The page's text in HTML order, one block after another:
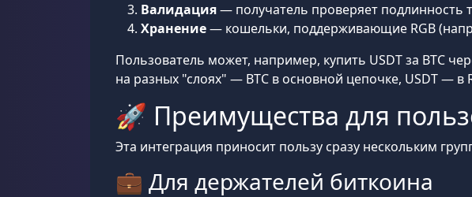
Валидация— получатель проверяет подлинность
Хранение— кошельки, поддерживающие RGB
Пользователь может, например, купить USDT за BTC
на разных "слоях" — BTC в основной цепочке, USDT — в
🚀 Преимущества для
Эта интеграция приносит пользу сразу нескольким
💼 Для держателей биткоина